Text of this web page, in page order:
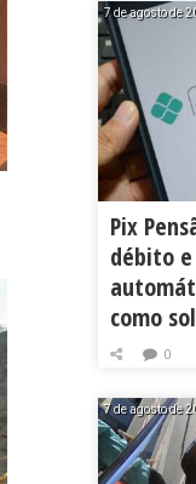
7 de agosto de
Pix
débito
como
0
7 de agosto de